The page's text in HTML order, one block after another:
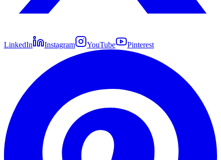
LinkedIn Instagram YouTube Pinterest